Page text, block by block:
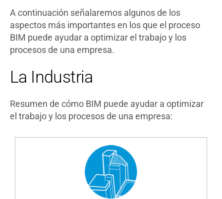
A continuación señalaremos algunos de los
aspectos más importantes en los que el proceso
BIM puede ayudar a optimizar el trabajo y los
procesos de una empresa.
La Industria
Resumen de cómo BIM puede ayudar a optimizar
el trabajo y los procesos de una empresa: